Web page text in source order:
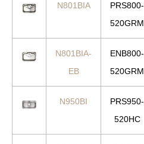
N801BIA
PRS800-
520GRM
N801BIA-
EB
ENB800-
520GRM
N950BI
PRS950-
520HC